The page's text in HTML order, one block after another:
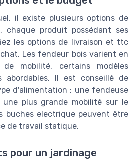
il existe plusieurs options de
chaque produit possédant ses
les options de livraison et ttc
Les fendeur bois varient en
mobilité, certains modèles
abordables. Il est conseillé de
d'alimentation : une fendeuse
une plus grande mobilité sur le
buches electrique peuvent être
de travail statique.
pour un jardinage